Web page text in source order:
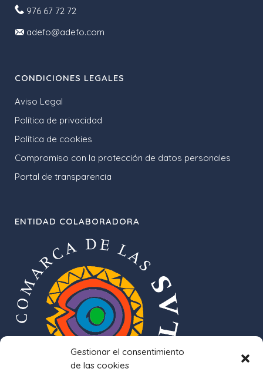
Gestionar el consentimiento
de las cookies
976 67 72 72
adefo@adefo.com
CONDICIONES LEGALES
Aviso Legal
Política de privacidad
Política de cookies
Compromiso con la protección de datos personales
Portal de transparencia
ENTIDAD COLABORADORA